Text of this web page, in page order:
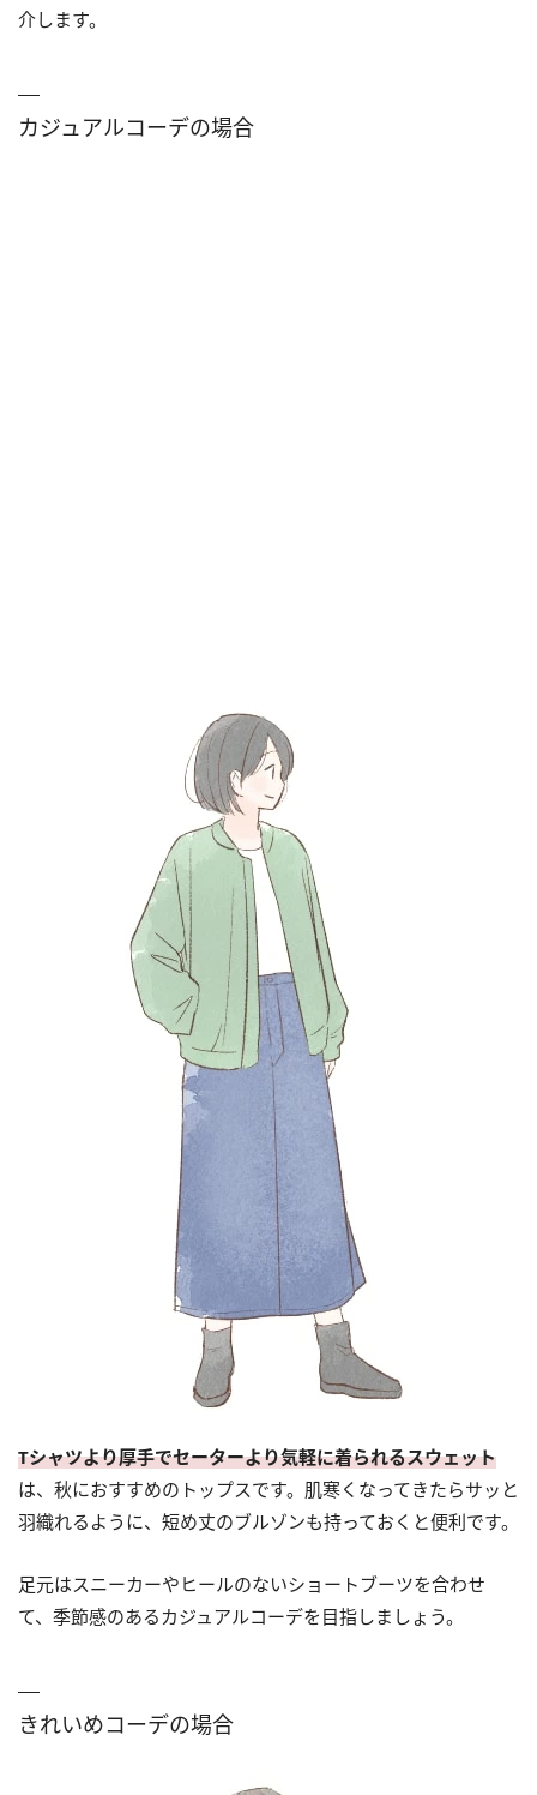
介します。
カジュアルコーデの場合
Tシャツより厚手でセーターより気軽に着られるスウェット
は、秋におすすめのトップスです。肌寒くなってきたらサッと
羽織れるように、短め丈のブルゾンも持っておくと便利です。
足元はスニーカーやヒールのないショートブーツを合わせ
て、季節感のあるカジュアルコーデを目指しましょう。
きれいめコーデの場合